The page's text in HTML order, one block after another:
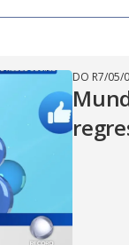
DO R7/05/